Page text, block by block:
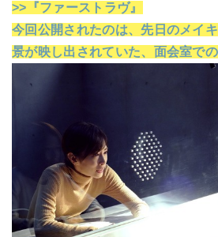
>>『ファーストラヴ』
今回公開されたのは、先日のメイ
景が映し出されていた、面会室での